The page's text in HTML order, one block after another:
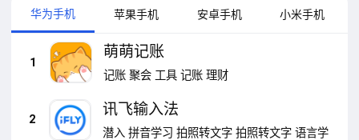
华为手机 苹果手机 安卓手机 小米手机
1
萌萌记账
记账 聚会 工具 记账 理财
2
讯飞输入法
潜入 拼音学习 拍照转文字 拍照转文字 语言学